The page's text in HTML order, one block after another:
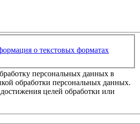
о текстовых форматах
персональных данных в
обработки персональных данных.
достижения целей обработки или